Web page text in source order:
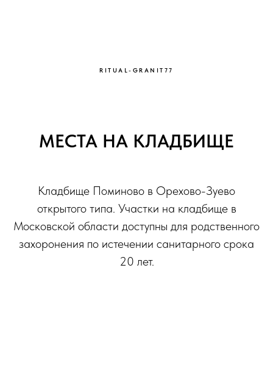
RITUAL-GRANIT77
МЕСТА НА КЛАДБИЩЕ
Кладбище Поминово в Орехово-Зуево
открытого типа. Участки на кладбище в
Московской области доступны для родственного
захоронения по истечении санитарного срока
20 лет.